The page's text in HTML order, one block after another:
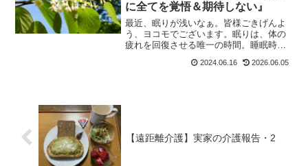
に全てを覚悟＆期待しない』
最近、眠りが浅いなぁ。皆様ごきげんよ
う、ヨコモでございます。眠りは、体の
疲れを回復させる唯一の時間。睡眠時間
型生活！いつもより1時間早く起きまし
2024.06.16 2026.06.05
【遠距離介護】実家の介護報告・2